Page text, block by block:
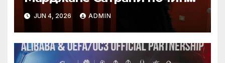
“от тъга” на 56 години
JUN 4, 2026 ADMIN